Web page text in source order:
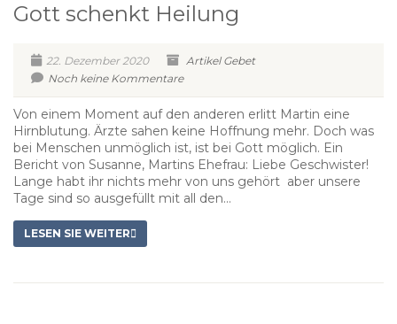
Gott schenkt Heilung
22. Dezember 2020 Artikel Gebet
Noch keine Kommentare
Von einem Moment auf den anderen erlitt Martin eine
Hirnblutung. Ärzte sahen keine Hoffnung mehr. Doch was
bei Menschen unmöglich ist, ist bei Gott möglich. Ein
Bericht von Susanne, Martins Ehefrau: Liebe Geschwister!
Lange habt ihr nichts mehr von uns gehört aber unsere
Tage sind so ausgefüllt mit all den...
LESEN SIE WEITER